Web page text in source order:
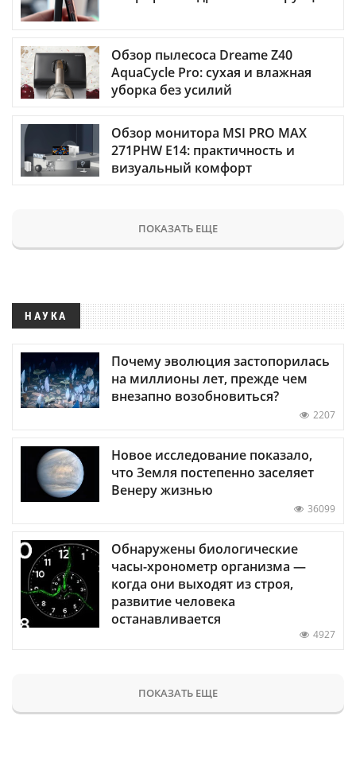
Обзор пылесоса Dreame Z40
AquaCycle Pro: сухая и влажная
уборка без усилий
Обзор монитора MSI PRO MAX
271PHW E14: практичность и
визуальный комфорт
ПОКАЗАТЬ ЕЩЕ
НАУКА
Почему эволюция застопорилась
на миллионы лет, прежде чем
внезапно возобновиться?
2207
Новое исследование показало,
что Земля постепенно заселяет
Венеру жизнью
36099
Обнаружены биологические
часы-хронометр организма —
когда они выходят из строя,
развитие человека
останавливается
4927
ПОКАЗАТЬ ЕЩЕ